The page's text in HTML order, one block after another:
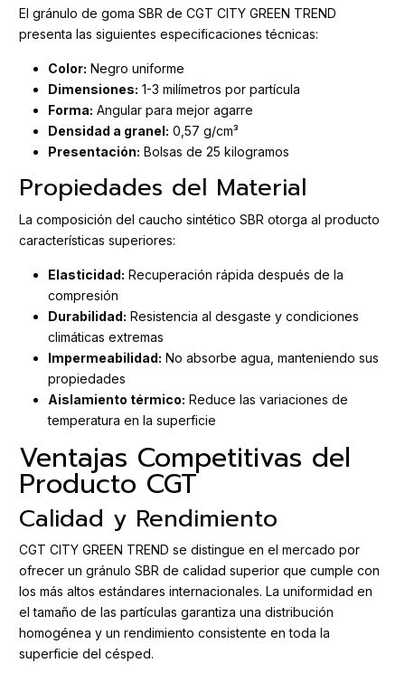
El gránulo de goma SBR de CGT CITY GREEN TREND
presenta las siguientes especificaciones técnicas:
Color: Negro uniforme
Dimensiones: 1-3 milímetros por partícula
Forma: Angular para mejor agarre
Densidad a granel: 0,57 g/cm³
Presentación: Bolsas de 25 kilogramos
Propiedades del Material
La composición del caucho sintético SBR otorga al producto
características superiores:
Elasticidad: Recuperación rápida después de la
compresión
Durabilidad: Resistencia al desgaste y condiciones
climáticas extremas
Impermeabilidad: No absorbe agua, manteniendo sus
propiedades
Aislamiento térmico: Reduce las variaciones de
temperatura en la superficie
Ventajas Competitivas del
Producto CGT
Calidad y Rendimiento
CGT CITY GREEN TREND se distingue en el mercado por
ofrecer un gránulo SBR de calidad superior que cumple con
los más altos estándares internacionales. La uniformidad en
el tamaño de las partículas garantiza una distribución
homogénea y un rendimiento consistente en toda la
superficie del césped.